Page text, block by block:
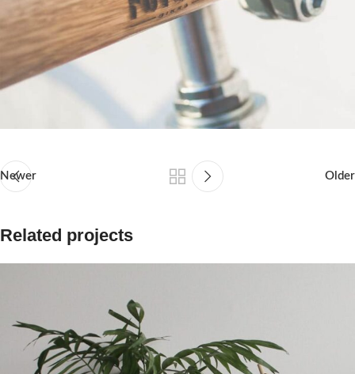
Newer Older
Related projects